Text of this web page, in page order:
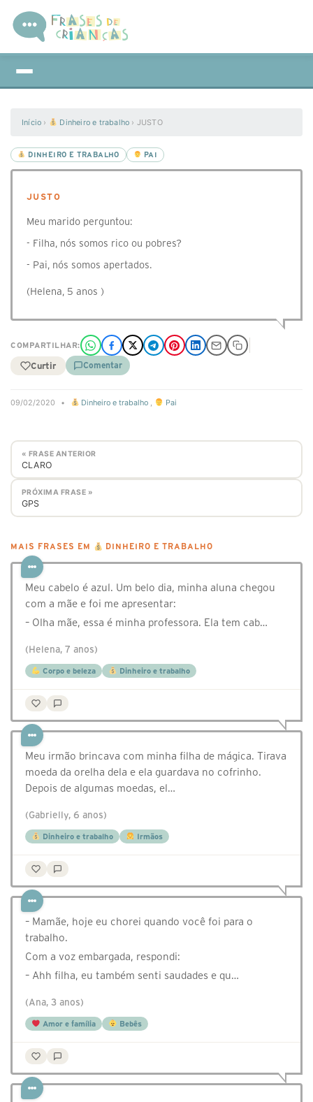
Início › Dinheiro e trabalho › JUSTO
DINHEIRO E TRABALHO PAI
JUSTO
Meu marido perguntou:
- Filha, nós somos rico ou pobres?
- Pai, nós somos apertados.
(Helena, 5 anos )
COMPARTILHAR:
Curtir Comentar
09/02/2020 • Dinheiro e trabalho , Pai
« FRASE ANTERIOR
CLARO
PRÓXIMA FRASE »
GPS
MAIS FRASES EM DINHEIRO E TRABALHO
Meu cabelo é azul. Um belo dia, minha aluna chegou
com a mãe e foi me apresentar:
– Olha mãe, essa é minha professora. Ela tem cab…
(Helena, 7 anos)
Corpo e beleza Dinheiro e trabalho
Meu irmão brincava com minha filha de mágica. Tirava
moeda da orelha dela e ela guardava no cofrinho.
Depois de algumas moedas, el…
(Gabrielly, 6 anos)
Dinheiro e trabalho Irmãos
– Mamãe, hoje eu chorei quando você foi para o
trabalho.
Com a voz embargada, respondi:
– Ahh filha, eu também senti saudades e qu…
(Ana, 3 anos)
Amor e família Bebês